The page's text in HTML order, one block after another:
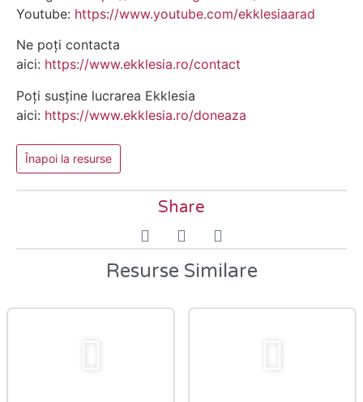
Youtube: https://www.youtube.com/ekklesiaarad
Ne poți contacta
aici: https://www.ekklesia.ro/contact
Poți susține lucrarea Ekklesia
aici: https://www.ekklesia.ro/doneaza
Înapoi la resurse
Share
Resurse Similare